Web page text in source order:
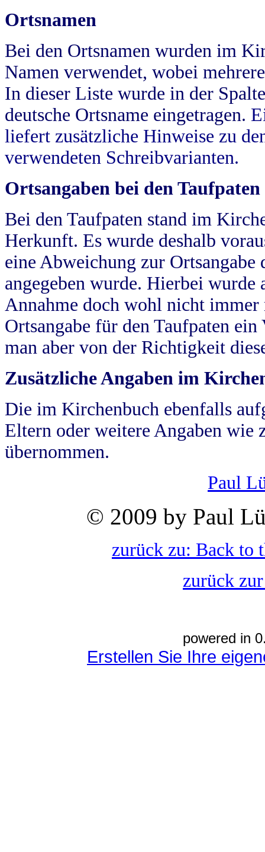
Ortsnamen
Bei den Ortsnamen wurden im
Namen verwendet, wobei
In dieser Liste wurde in der
deutsche Ortsname eingetragen.
liefert zusätzliche Hinweise zu
verwendeten Schreibvarianten.
Ortsangaben bei den Taufpaten
Bei den Taufpaten stand im
Herkunft. Es wurde deshalb
eine Abweichung zur
angegeben wurde. Hierbei wurde
Annahme doch wohl nicht
Ortsangabe für den Taufpaten
man aber von der Richtigkeit
Zusätzliche Angaben im
Die im Kirchenbuch ebenfalls
Eltern oder weitere Angaben wie
übernommen.
Paul
© 2009 by Paul
zurück zu: Back to
zurück
powered in
Erstellen Sie Ihre